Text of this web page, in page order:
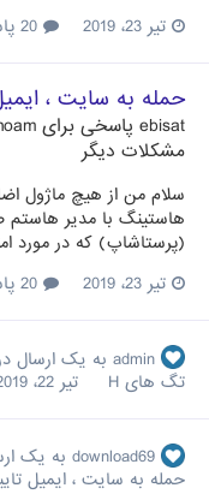
تیر 23، 2019
حمله به سایت ،
ebisat پاسخی برای
مشکلات دیگر
سلام من از هیچ ماژول
هاستینگ با مدیر هاستم
(پرستاشاپ) که در مورد
تیر 23، 2019
admin به یک ارسال
تگ های H
تیر 22، 2019
download69 به یک
حمله به سایت ، ایمیل